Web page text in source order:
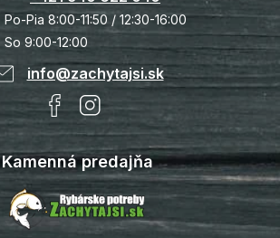
Po-Pia 8:00-11:50 / 12:30-16:00
So 9:00-12:00
info@zachytajsi.sk
Kamenná predajňa